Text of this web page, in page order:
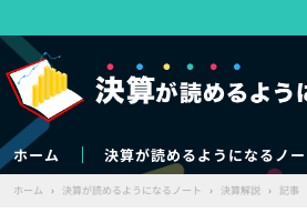
ホーム 決算が読めるようになるノ
ホーム › 決算が読めるようになるノート › 決算解説 › 記事